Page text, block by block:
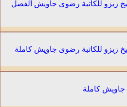
زيزو للكاتبة رضوى جاويش الفصل
زيزو للكاتبة رضوى جاويش كاملة
كاملة